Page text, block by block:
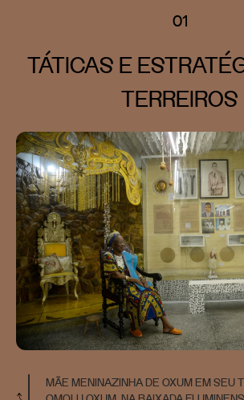
01
TÁTICAS E
TERREIROS
MÃE MENINAZINHA DE OXUM EM SEU